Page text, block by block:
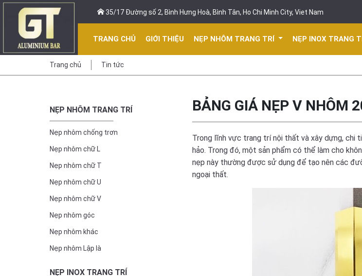
35/17 Đường số 2, Bình Hưng Hoà, Bình Tân, Ho Chi Minh City, Viet Nam
TRANG CHỦ GIỚI THIỆU NẸP NHÔM TRANG TRÍ NẸP INOX TRANG
Trang chủ Tin tức
NẸP NHÔM TRANG TRÍ
Nẹp nhôm chống trơn
Nẹp nhôm chữ L
Nẹp nhôm chữ T
Nẹp nhôm chữ U
Nẹp nhôm chữ V
Nẹp nhôm góc
Nẹp nhôm khác
Nẹp nhôm Lập là
NẸP INOX TRANG TRÍ
BẢNG GIÁ NẸP V NHÔM
Trong lĩnh vực trang trí nội thất và xây dựng, chi
hảo. Trong đó, một sản phẩm có thể làm cho
nẹp này thường được sử dụng để tạo nên các
ngoại thất.